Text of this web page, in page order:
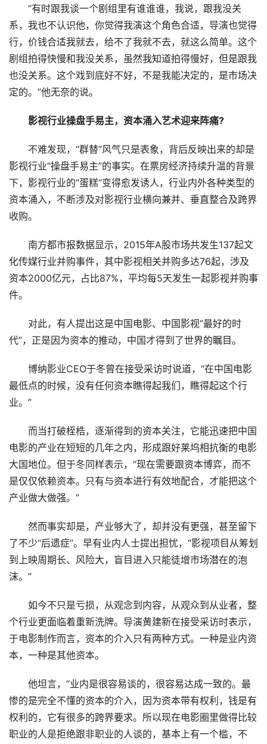
“有时跟我谈一个剧组里有谁谁谁，我说，跟我没关
系，我也不认识他，你觉得我演这个角色合适，导演也觉得
行，价钱合适我就去，给不了我就不去，就这么简单。这个
剧组拍得快慢和我没关系，虽然我知道拍得慢好，但是跟我
也没关系。这个戏到底好不好，不是我能决定的，是市场决
定的。”他无奈的说。
影视行业操盘手易主，资本涌入艺术迎来阵痛?
不难发现，“群替”风气只是表象，背后反映出来的却是
影视行业“操盘手易主”的事实。在票房经济持续升温的背景
下，影视行业的“蛋糕”变得愈发诱人，行业内外各种类型的
资本涌入，不断涉及对影视行业横向兼并、垂直整合及跨界
收购。
南方都市报数据显示，2015年A股市场共发生137起文
化传媒行业并购事件，其中影视相关并购多达76起，涉及
资本2000亿元，占比87%，平均每5天发生一起影视并购事
件。
对此，有人提出这是中国电影、中国影视“最好的时
代”，正是因为资本的推动，中国才得到了世界的瞩目。
博纳影业CEO于冬曾在接受采访时说道，“在中国电影
最低点的时候，没有任何资本瞧得起我们，瞧得起这个行
业。”
而当打破桎梏，逐渐得到的资本关注，它能迅速把中国
电影的产业在短短的几年之内，形成跟好莱坞相抗衡的电影
大国地位。但于冬同样表示，“现在需要跟资本博弈，而不
是仅仅依赖资本。只有与资本进行有效地配合，才能把这个
产业做大做强。”
然而事实却是，产业够大了，却并没有更强，甚至留下
了不少“后遗症”。早有业内人士提出担忧，“影视项目从筹划
到上映周期长、风险大，盲目进入只能徒增市场潜在的泡
沫。”
如今不只是亏损，从观念到内容，从观众到从业者，整
个行业更面临着重新洗牌。导演黄建新在接受采访时表示，
于电影制作而言，资本的介入只有两种方式。一种是业内资
本，一种是其他资本。
他坦言，“业内是很容易谈的，很容易达成一致的。最
惨的是完全不懂的资本的介入，因为资本带有权利，钱是有
权利的，它有很多的跨界要求。所以现在电影圈里做得比较
职业的人是拒绝跟非职业的人谈的，基本上有一个槛，不